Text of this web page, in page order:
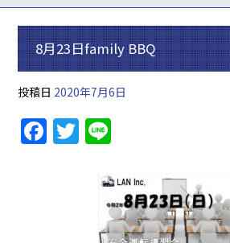
8月23日family BBQ
投稿日 2020年7月6日
F
a
T
w
itte